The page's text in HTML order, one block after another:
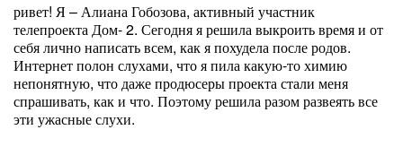
ривет! Я – Алиана Гобозова, активный участник
телепроекта Дом- 2. Сегодня я решила выкроить время и от
себя лично написать всем, как я похудела после родов.
Интернет полон слухами, что я пила какую-то химию
непонятную, что даже продюсеры проекта стали меня
спрашивать, как и что. Поэтому решила разом развеять все
эти ужасные слухи.